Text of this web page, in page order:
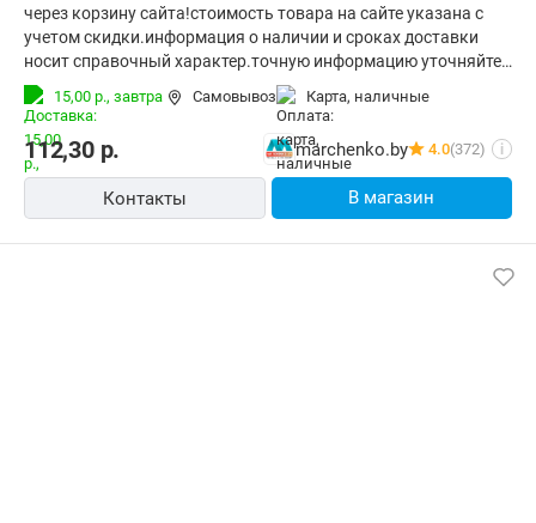
через корзину сайта!стоимость товара на сайте указана с
учетом скидки.информация о наличии и сроках доставки
носит справочный характер.точную информацию уточняйте
у менеджера. Общая информация Инструменты для снятия
изоляции изготовлены из высококачественной стали с
закалкой рабочих поверхностей, предназначены для
профессионального применения. Обладают повышенным
ресурсом, обеспечивают наивысшее качество
электромонтажных работ. Основные - Тип: инструмент для
15,00 р., завтра Самовывоз карта, наличные
112,30р. marchenko.by 4.0(372) i
Контакты В магазин